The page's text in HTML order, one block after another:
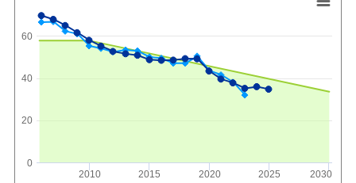
2010 2015 2020 2025 2030
0
20
40
60